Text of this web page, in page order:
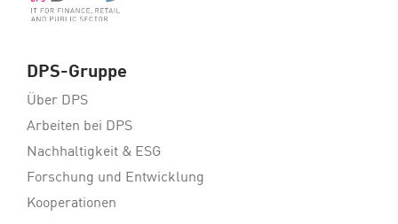
DPS-Gruppe
Über DPS
Arbeiten bei DPS
Nachhaltigkeit & ESG
Forschung und Entwicklung
Kooperationen